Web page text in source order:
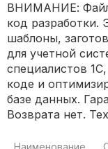
ВНИМАНИЕ:
код разработки.
шаблоны,
для учетной
специалистов
коде и
базе данных.
Возврата нет.